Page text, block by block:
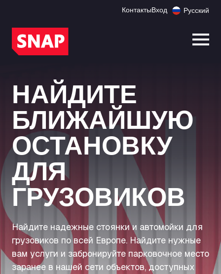
КонтактыВход Русский
НАЙДИТЕ
БЛИЖАЙШУЮ
ОСТАНОВКУ
ДЛЯ
ГРУЗОВИКОВ
Найдите надежные стоянки и автомойки для
грузовиков по всей Европе. Найдите нужные
вам услуги и забронируйте парковочное место
заранее в нашей сети объектов, доступных